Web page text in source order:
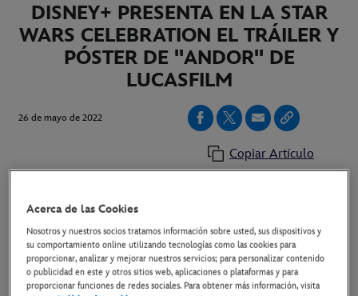
DISNEY+ PRESENTA EN LA STAR
WARS CELEBRATION EL TRÁILER Y
PÓSTER DE ''ANDOR'' DE
LUCASFILM
26 de mayo de 2022
Copiar Artículo
ESTRENO EN EXCLUSIVA EN DISNEY+ EL 31 DE
AGOSTO
Acerca de las Cookies
Nosotros y nuestros socios tratamos información sobre usted, sus dispositivos y
su comportamiento online utilizando tecnologías como las cookies para
proporcionar, analizar y mejorar nuestros servicios; para personalizar contenido
o publicidad en este y otros sitios web, aplicaciones o plataformas y para
proporcionar funciones de redes sociales. Para obtener más información, visita